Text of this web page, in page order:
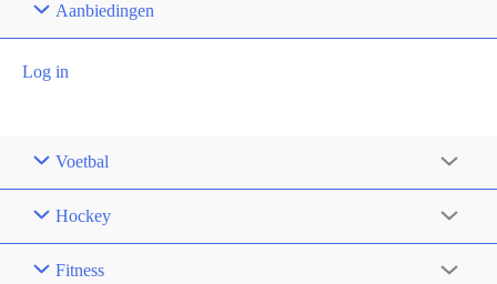
Aanbiedingen
Log in
Voetbal
Hockey
Fitness